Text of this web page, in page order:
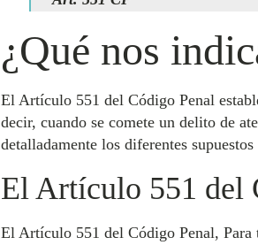
¿Qué nos
El Artículo 551 del Código Penal
decir, cuando se comete un delito de
detalladamente los diferentes
El Artículo 551 del
El Artículo 551 del Código Penal, Para